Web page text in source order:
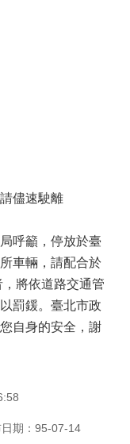
儘速駛離
呼籲，停放於臺
車輛，請配合於
將依道路交通管
罰鍰。臺北市政
自身的安全，謝
期：95-07-14